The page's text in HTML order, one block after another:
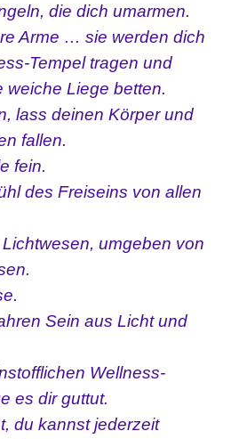
die dich umarmen.
Arme … sie werden dich
Tempel tragen und
weiche Liege betten.
lass deinen Körper und
fallen.
fein.
des Freiseins von allen
umgeben von
Sein aus Licht und
Wellness-
es dir guttut.
du kannst jederzeit